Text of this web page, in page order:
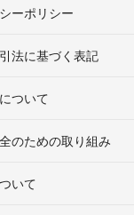
ーポリシー
法に基づく表記
ついて
のための取り組み
いて